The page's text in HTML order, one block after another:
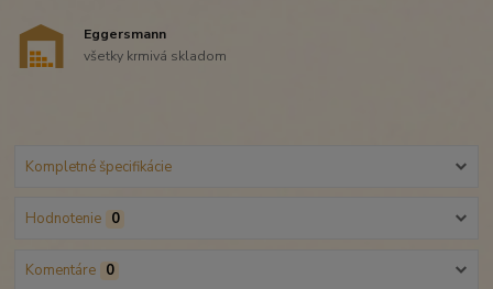
Eggersmann
všetky krmivá skladom
Kompletné špecifikácie
Hodnotenie 0
Komentáre 0